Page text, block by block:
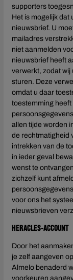
supporters
Het is mogelijk dat
nieuwsbrief. U
mailadres
niet aanmelden
nieuwsbrief heeft
verwerkt, zodat wij
sturen. Deze
omdat u daar
toestemming
allen tijde worden
de rechtmatigheid
intrekken van de
in ieder geval
wenst te
zichzelf kunt
voor ons het
nieuwsbrieven
Heracles-Account
Door het
je zelf aangeven
Almelo benaderd
voorkeuren